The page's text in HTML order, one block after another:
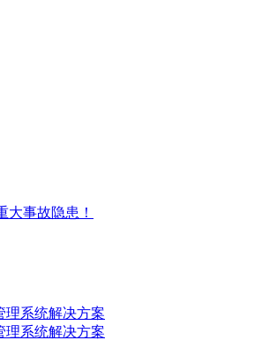
事故隐患！
理系统解决方案
理系统解决方案